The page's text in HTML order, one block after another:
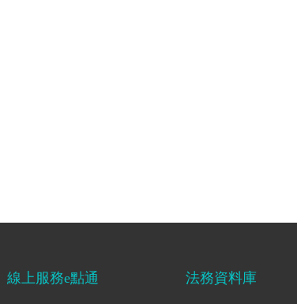
線上服務e點通 法務資料庫